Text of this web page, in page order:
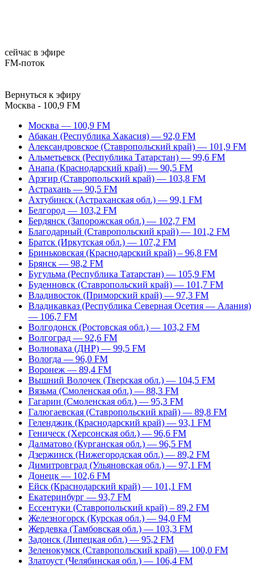
сейчас в эфире
FM-поток
Вернуться к эфиру
Москва - 100,9 FM
Москва — 100,9 FM
Абакан (Республика Хакасия) — 92,0 FM
Александровское (Ставропольский край) — 101,9 FM
Альметьевск (Республика Татарстан) — 99,6 FM
Анапа (Краснодарский край) — 90,5 FM
Арзгир (Ставропольский край) — 103,8 FM
Астрахань — 90,5 FM
Ахтубинск (Астраханская обл.) — 99,1 FM
Белгород — 103,2 FM
Бердянск (Запорожская обл.) — 102,7 FM
Благодарный (Ставропольский край) — 101,2 FM
Братск (Иркутская обл.) — 107,2 FM
Бриньковская (Краснодарский край) – 96,8 FM
Брянск — 98,2 FM
Бугульма (Республика Татарстан) — 105,9 FM
Буденновск (Ставропольский край) — 101,7 FM
Владивосток (Приморский край) — 97,3 FM
Владикавказ (Республика Северная Осетия — Алания)
— 106,7 FM
Волгодонск (Ростовская обл.) — 103,2 FM
Волгоград — 92,6 FM
Волноваха (ДНР) — 99,5 FM
Вологда — 96,0 FM
Воронеж — 89,4 FM
Вышний Волочек (Тверская обл.) — 104,5 FM
Вязьма (Смоленская обл.) — 88,3 FM
Гагарин (Смоленская обл.) — 95,3 FM
Галюгаевская (Ставропольский край) — 89,8 FM
Геленджик (Краснодарский край) — 93,1 FM
Геническ (Херсонская обл.) — 96,6 FM
Далматово (Курганская обл.) — 96,5 FM
Дзержинск (Нижегородская обл.) — 89,2 FM
Димитровград (Ульяновская обл.) — 97,1 FM
Донецк — 102,6 FM
Ейск (Краснодарский край) — 101,1 FM
Екатеринбург — 93,7 FM
Ессентуки (Ставропольский край) – 89,2 FM
Железногорск (Курская обл.) — 94,0 FM
Жердевка (Тамбовская обл.) — 103,3 FM
Задонск (Липецкая обл.) — 95,2 FM
Зеленокумск (Ставропольский край) — 100,0 FM
Златоуст (Челябинская обл.) — 106,4 FM